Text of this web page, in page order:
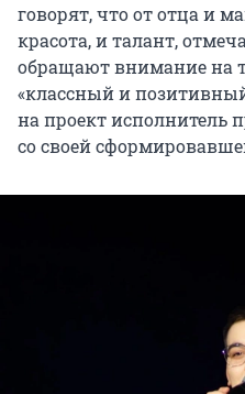
говорят, что от отца и
красота, и талант,
обращают внимание на
«классный и
на проект исполнитель
со своей